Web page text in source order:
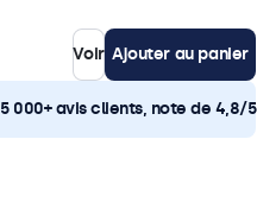
Voir Ajouter au panier
5 000+ avis clients, note de 4,8/5